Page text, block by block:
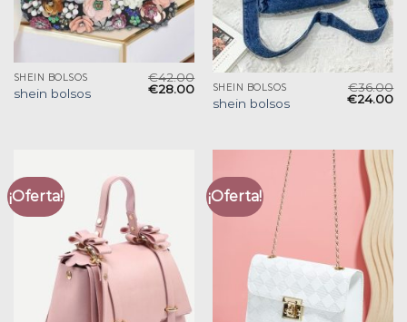
SHEIN BOLSOS
shein bolsos
€42.00
€28.00 SHEIN BOLSOS
shein bolsos
€36.00
€24.00
¡Oferta! ¡Oferta!